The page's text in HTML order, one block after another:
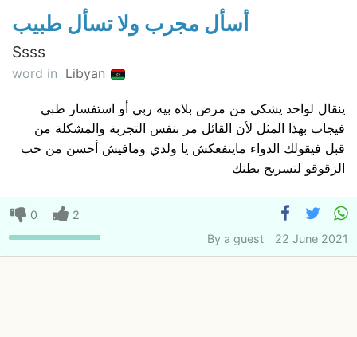
أسأل مجرب ولا تسأل طبيب
Ssss
word in Libyan
ينقال لواحد يشكي من مرض بلاه بيه ربي أو استفسار طبي
فيجاب بهذا المثل لأن القائل مر بنفس التجربة والمشكلة من
قبل فيقولك الدواء ماينفعكش يا ولدي ومافيش أحسن من حب
الزقوقو لتسريح بطنك
0
2
By a guest 22 June 2021